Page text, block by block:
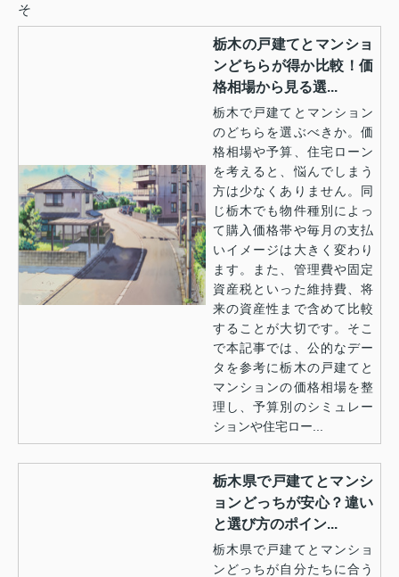
そ
栃木の戸建てとマンショ
ンどちらが得か比較！価
格相場から見る選...
栃木で戸建てとマンション
のどちらを選ぶべきか。価
格相場や予算、住宅ローン
を考えると、悩んでしまう
方は少なくありません。同
じ栃木でも物件種別によっ
て購入価格帯や毎月の支払
いイメージは大きく変わり
ます。また、管理費や固定
資産税といった維持費、将
来の資産性まで含めて比較
することが大切です。そこ
で本記事では、公的なデー
タを参考に栃木の戸建てと
マンションの価格相場を整
理し、予算別のシミュレー
ションや住宅ロー...
栃木県で戸建てとマンシ
ョンどっちが安心？違い
と選び方のポイン...
栃木県で戸建てとマンショ
ンどっちが自分たちに合う